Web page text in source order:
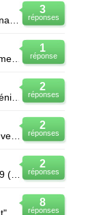
3
réponses
1
réponse
Bonsoir,je suis algérienne. Je veux faire un stage partique en automatisme en france (Paris) de duré
2
réponses
Bsr. Je suis une étudiante tunisienne ingénieur informatique spécialité génie logiciel . Je souhaite
2
réponses
Je suis etudiante en 1ére année medecine a l'université de tizi ouzou je veux savoir est ce que je p
2
réponses
Ingénieur en Instrumentation et Maintenance Industrielle promotion 2009 (tunisie), actuellement insc
8
réponses